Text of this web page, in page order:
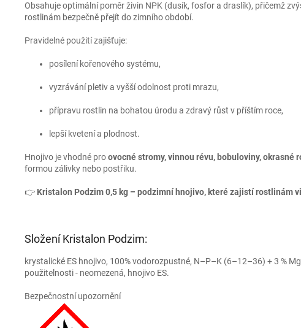
Obsahuje optimální poměr živin NPK (dusík, fosfor a draslík), přičemž
rostlinám bezpečně přejít do zimního období.
Pravidelné použití zajišťuje:
posílení kořenového systému,
vyzrávání pletiv a vyšší odolnost proti mrazu,
přípravu rostlin na bohatou úrodu a zdravý růst v příštím roce,
lepší kvetení a plodnost.
Hnojivo je vhodné proovocné stromy, vinnou révu, bobuloviny, okrasné
formou zálivky nebo postřiku.
👉 Kristalon Podzim 0,5 kg – podzimní hnojivo, které zajistí rostlinám
Složení Kristalon Podzim:
krystalické ES hnojivo, 100% vodorozpustné, N–P–K (6–12–36) + 3 %
použitelnosti - neomezená, hnojivo ES.
Bezpečnostní upozornění